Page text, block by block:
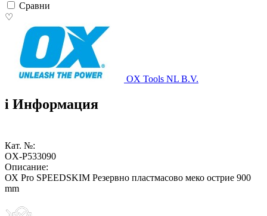
Сравни
♡
OX Tools NL B.V.
i Информация
Кат. №:
OX-P533090
Описание:
ОХ Pro SPEEDSKIM Резервно пластмасово меко острие 900
mm